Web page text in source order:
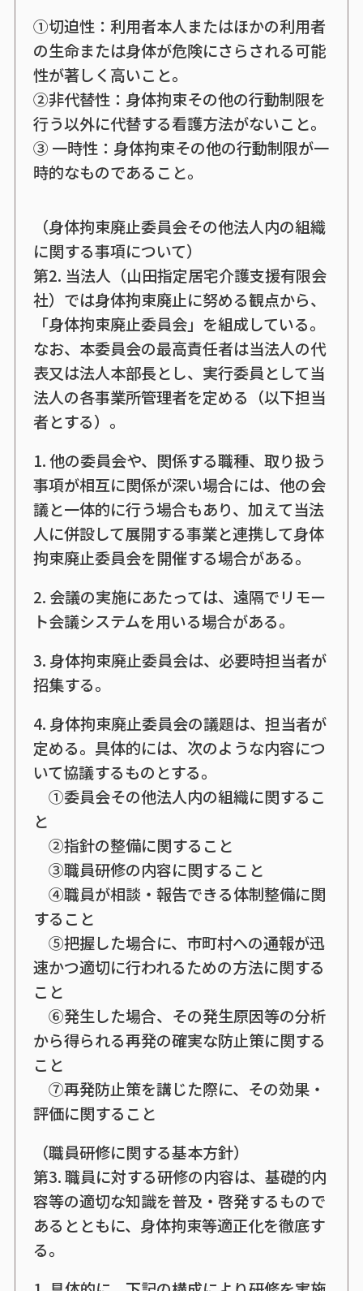
①切迫性：利用者本人またはほかの利用者
の生命または身体が危険にさらされる可能
性が著しく高いこと。
②非代替性：身体拘束その他の行動制限を
行う以外に代替する看護方法がないこと。
③ 一時性：身体拘束その他の行動制限が一
時的なものであること。
（身体拘束廃止委員会その他法人内の組織
に関する事項について）
第2. 当法人（山田指定居宅介護支援有限会
社）では身体拘束廃止に努める観点から、
「身体拘束廃止委員会」を組成している。
なお、本委員会の最高責任者は当法人の代
表又は法人本部長とし、実行委員として当
法人の各事業所管理者を定める（以下担当
者とする）。
1. 他の委員会や、関係する職種、取り扱う
事項が相互に関係が深い場合には、他の会
議と一体的に行う場合もあり、加えて当法
人に併設して展開する事業と連携して身体
拘束廃止委員会を開催する場合がある。
2. 会議の実施にあたっては、遠隔でリモー
ト会議システムを用いる場合がある。
3. 身体拘束廃止委員会は、必要時担当者が
招集する。
4. 身体拘束廃止委員会の議題は、担当者が
定める。具体的には、次のような内容につ
いて協議するものとする。
①委員会その他法人内の組織に関するこ
と
②指針の整備に関すること
③職員研修の内容に関すること
④職員が相談・報告できる体制整備に関
すること
⑤把握した場合に、市町村への通報が迅
速かつ適切に行われるための方法に関する
こと
⑥発生した場合、その発生原因等の分析
から得られる再発の確実な防止策に関する
こと
⑦再発防止策を講じた際に、その効果・
評価に関すること
（職員研修に関する基本方針）
第3. 職員に対する研修の内容は、基礎的内
容等の適切な知識を普及・啓発するもので
あるとともに、身体拘束等適正化を徹底す
る。